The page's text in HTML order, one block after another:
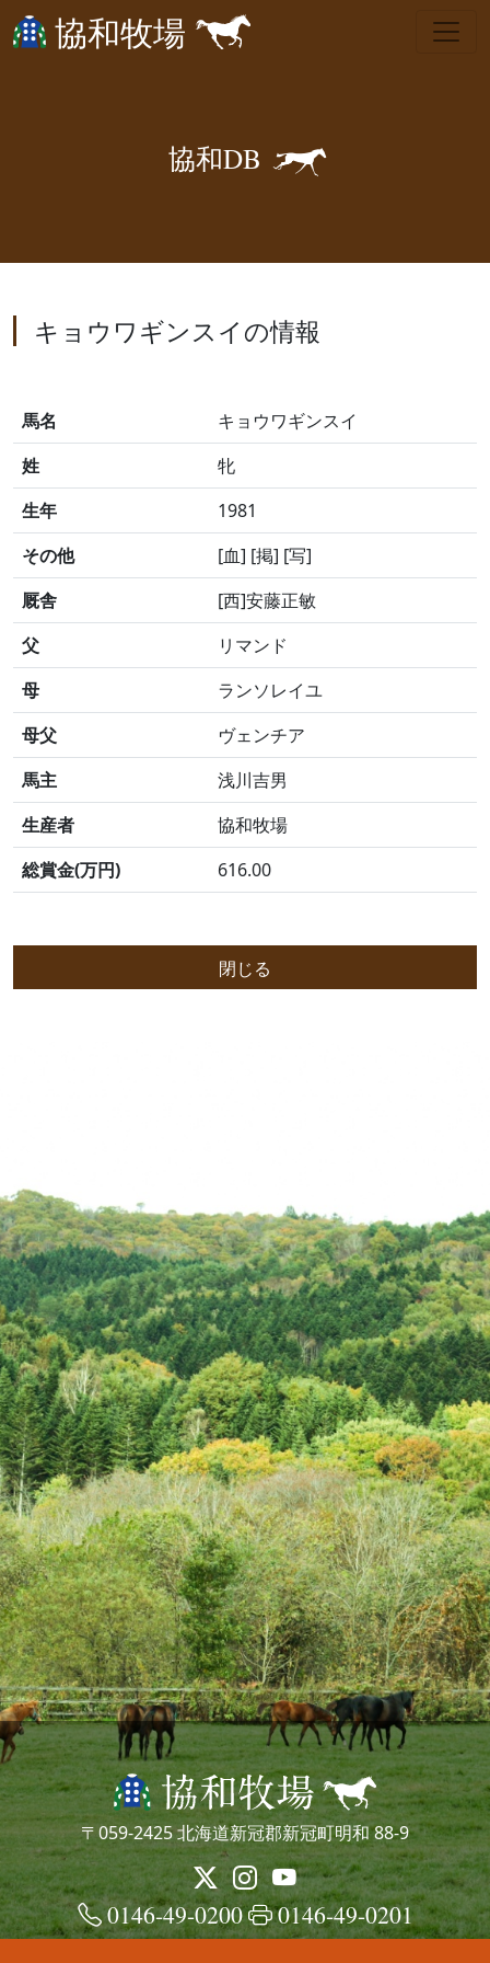
協和牧場
協和DB 🐎
キョウワギンスイの情報
馬名
キョウワギンスイ
姓
牝
生年
1981
その他
[血] [掲] [写]
厩舎
[西]安藤正敏
父
リマンド
母
ランソレイユ
母父
ヴェンチア
馬主
浅川吉男
生産者
協和牧場
総賞金(万円)
616.00
閉じる
〒059-2425 北海道新冠郡新冠町明和 88-9
0146-49-0200 0146-49-0201